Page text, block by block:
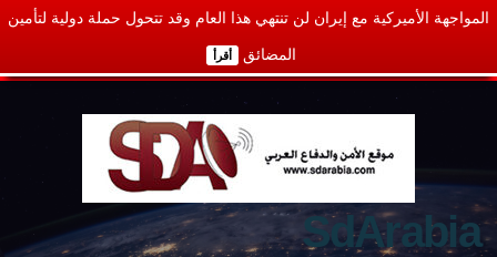
المواجهة الأميركية مع إيران لن تنتهي هذا العام وقد تتحول حملة دولية لتأمين
المضائق أقرأ
SdArabia